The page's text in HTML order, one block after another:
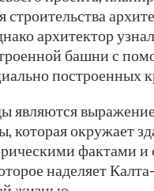
строительства
архитектор
башни с
построенных
являются
которая окружает
фактами и
наделяет